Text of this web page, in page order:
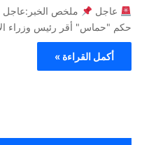
عاجل
ملخص الخبر:عاجل |
حكم "حماس" أقر رئيس وزراء
أكمل القراءة »